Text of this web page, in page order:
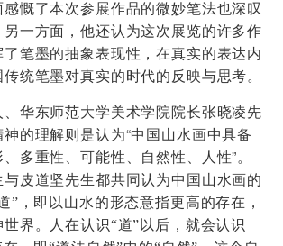
慨了本次参展作品的微妙笔法也深叹
一方面，他还认为这次展览的许多作
笔墨的抽象表现性，在真实的表达内
统笔墨对真实的时代的反映与思考。
华东师范大学美术学院院长张晓凌先
的理解则是认为“中国山水画中具备
、多重性、可能性、自然性、人性”。
皮道坚先生都共同认为中国山水画的
”，即以山水的形态意指更高的存在，
界。人在认识“道”以后，就会认识